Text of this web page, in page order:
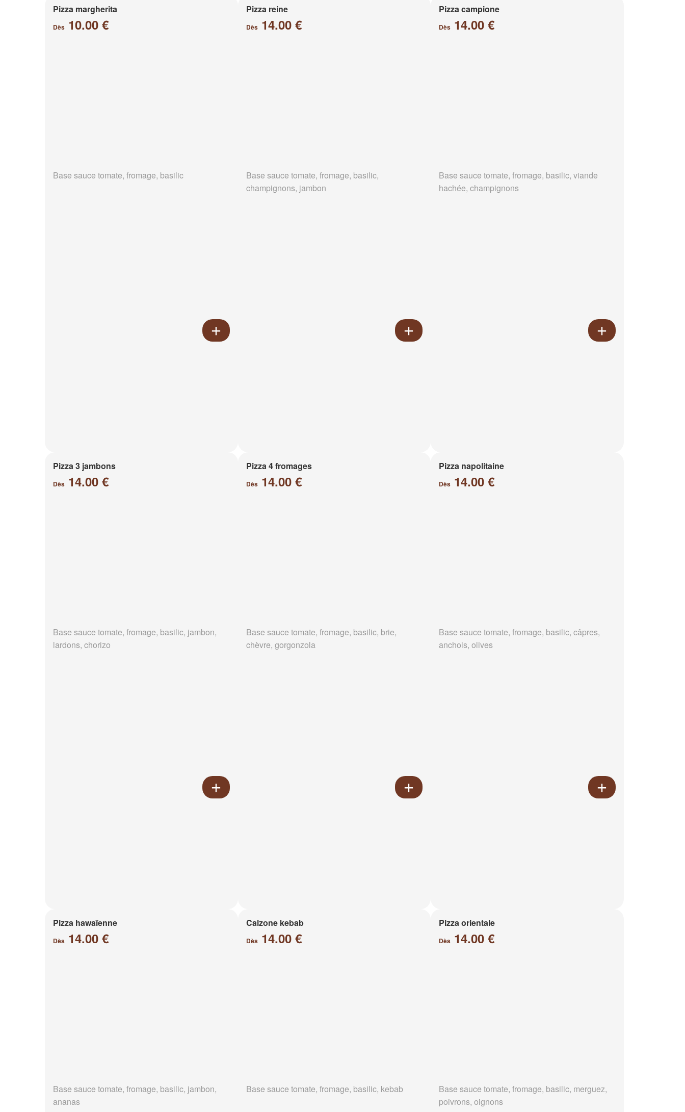
Pizza margherita
Dès 10.00 €
Base sauce tomate, fromage, basilic
Pizza reine
Dès14.00 €
Base sauce tomate, fromage, basilic,
champignons, jambon
Pizza campione
Dès 14.00 €
Base sauce tomate, fromage, basilic, viande
hachée, champignons
Pizza 3 jambons
Dès 14.00 €
Base sauce tomate, fromage, basilic, jambon,
lardons, chorizo
Pizza 4 fromages
Dès14.00 €
Base sauce tomate, fromage, basilic, brie,
chèvre, gorgonzola
Pizza napolitaine
Dès 14.00 €
Base sauce tomate, fromage, basilic, câpres,
anchois, olives
Pizza hawaïenne
Dès 14.00 €
Base sauce tomate, fromage, basilic, jambon,
ananas
Calzone kebab
Dès14.00 €
Base sauce tomate, fromage, basilic, kebab
Pizza orientale
Dès 14.00 €
Base sauce tomate, fromage, basilic, merguez,
poivrons, oignons